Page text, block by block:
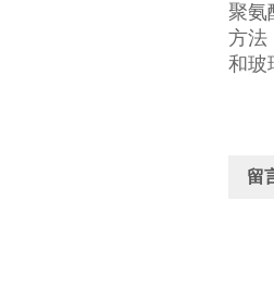
聚氨
方法
和玻
留